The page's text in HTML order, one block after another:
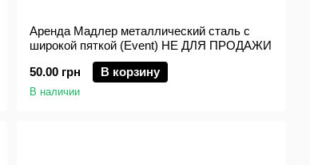
Аренда Мадлер металлический сталь с
широкой пяткой (Event) НЕ ДЛЯ ПРОДАЖИ
50.00 грн
В корзину
В наличии